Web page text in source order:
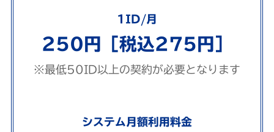
1ID/月
250円［税込275円］
※最低50ID以上の契約が必要となります
システム月額利用料金